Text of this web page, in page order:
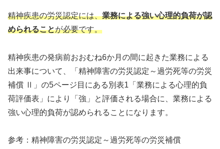
精神疾患の労災認定には、業務による強い心理的負荷が認
められることが必要です。
精神疾患の発病前おおむね6か⽉の間に起きた業務による
出来事について、「精神障害の労災認定～過労死等の労災
補償 Ⅱ」の5ページ目にある別表1「業務による⼼理的負
荷評価表」により「強」と評価される場合に、業務による
強い心理的負荷が認められることになります。
参考：精神障害の労災認定～過労死等の労災補償